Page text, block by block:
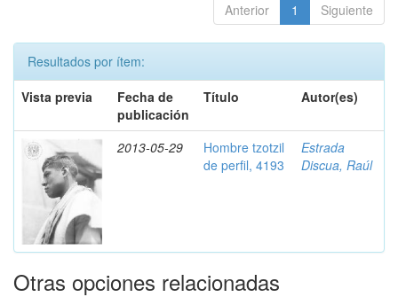
Anterior 1 Siguiente
Resultados por ítem:
Vista previa
Fecha de
publicación
Título Autor(es)
2013-05-29
Hombre tzotzil
de perfil, 4193
Estrada
Discua, Raúl
Otras opciones relacionadas